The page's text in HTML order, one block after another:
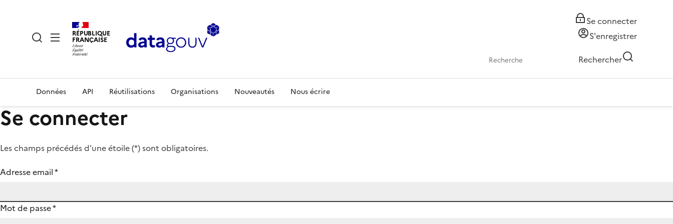
RÉPUBLIQUE
FRANÇAISE
Se connecter
S'enregistrer
Rechercher
Données API Réutilisations Organisations Nouveautés Nous écrire
Se connecter
Les champs précédés d'une étoile (*) sont obligatoires.
Adresse email*
Mot de passe*